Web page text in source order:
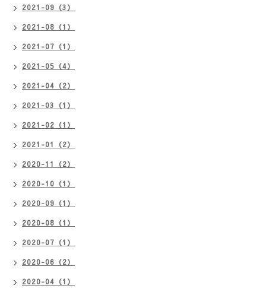
2021-09（3）
2021-08（1）
2021-07（1）
2021-05（4）
2021-04（2）
2021-03（1）
2021-02（1）
2021-01（2）
2020-11（2）
2020-10（1）
2020-09（1）
2020-08（1）
2020-07（1）
2020-06（2）
2020-04（1）